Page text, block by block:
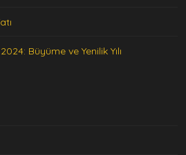
Büyüme ve Yenilik Yılı